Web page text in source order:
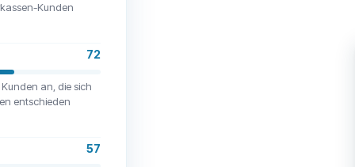
Kunden
72
an, die sich
entschieden
57